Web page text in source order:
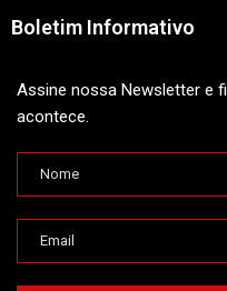
Boletim Informativo
Assine nossa Newsletter e
acontece.